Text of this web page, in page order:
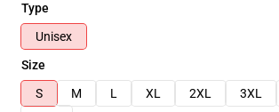
Type
Unisex
Size
S
M L XL 2XL 3XL